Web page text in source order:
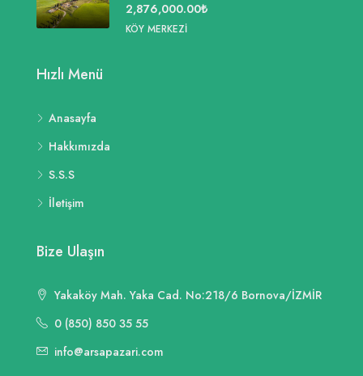
2,876,000.00₺
KÖY MERKEZI
Hızlı Menü
Anasayfa
Hakkımızda
S.S.S
İletişim
Bize Ulaşın
Yakaköy Mah. Yaka Cad. No:218/6 Bornova/İZMİR
0 (850) 850 35 55
info@arsapazari.com